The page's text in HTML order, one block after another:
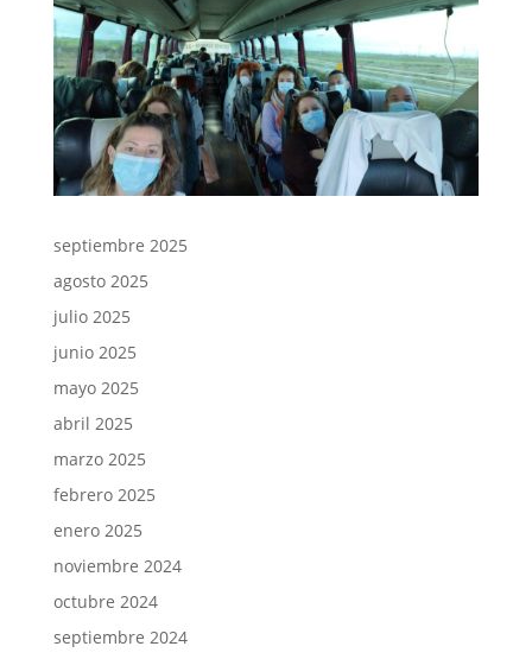
septiembre 2025
agosto 2025
julio 2025
junio 2025
mayo 2025
abril 2025
marzo 2025
febrero 2025
enero 2025
noviembre 2024
octubre 2024
septiembre 2024